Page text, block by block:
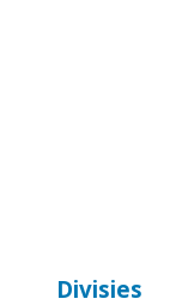
Divisies